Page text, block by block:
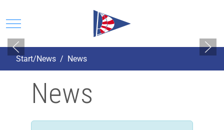
Mobile Menu Toggle
Start/News News
News